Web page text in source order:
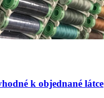
k objednané látce